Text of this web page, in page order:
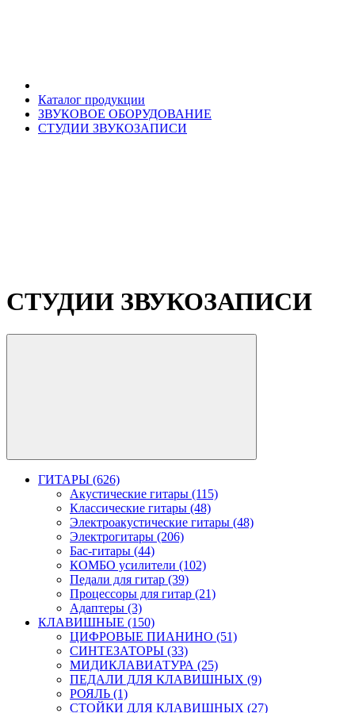
Каталог продукции
ЗВУКОВОЕ ОБОРУДОВАНИЕ
СТУДИИ ЗВУКОЗАПИСИ
СТУДИИ ЗВУКОЗАПИСИ
ГИТАРЫ (626)
Акустические гитары (115)
Классические гитары (48)
Электроакустические гитары (48)
Электрогитары (206)
Бас-гитары (44)
КОМБО усилители (102)
Педали для гитар (39)
Процессоры для гитар (21)
Адаптеры (3)
КЛАВИШНЫЕ (150)
ЦИФРОВЫЕ ПИАНИНО (51)
СИНТЕЗАТОРЫ (33)
МИДИКЛАВИАТУРА (25)
ПЕДАЛИ ДЛЯ КЛАВИШНЫХ (9)
РОЯЛЬ (1)
СТОЙКИ ДЛЯ КЛАВИШНЫХ (27)